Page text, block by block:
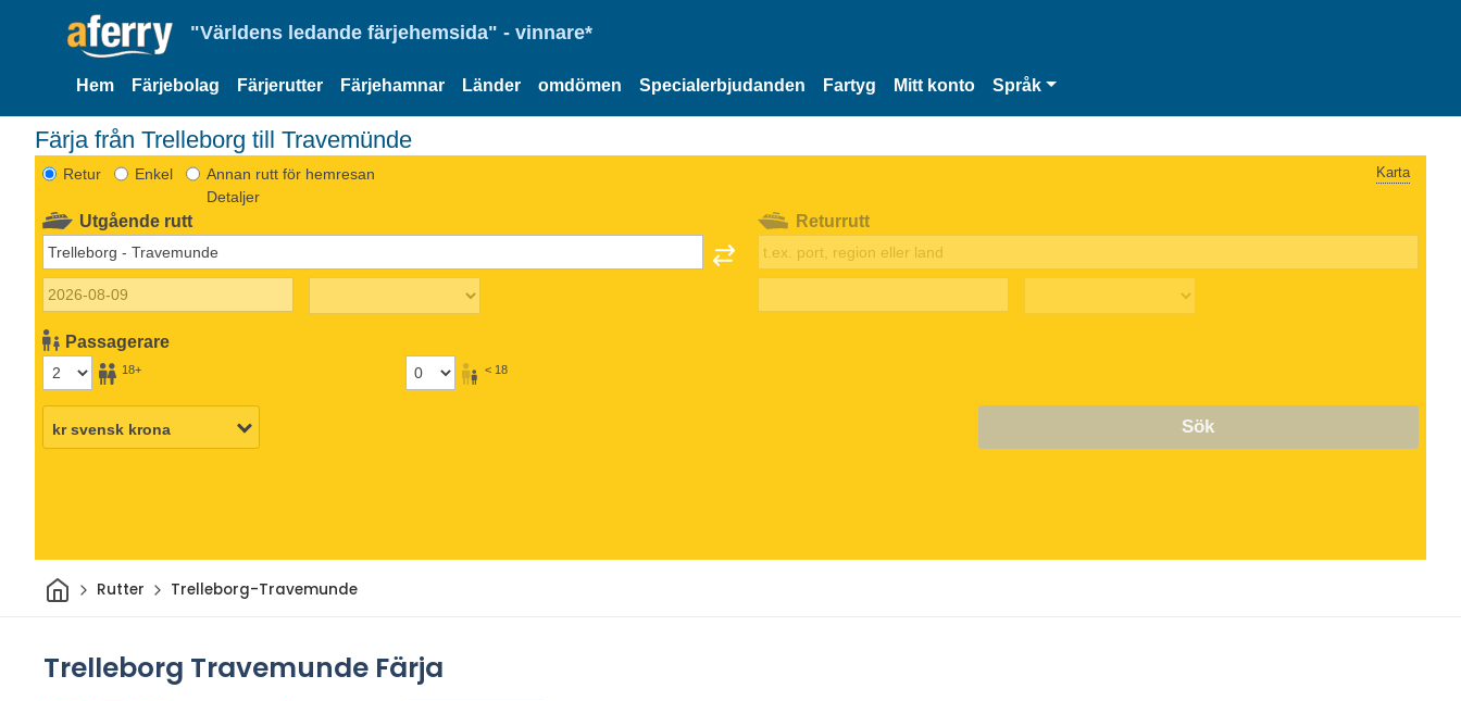
"Världens ledande färjehemsida" - vinnare*
Hem Färjebolag Färjerutter Färjehamnar Länder omdömen Specialerbjudanden Fartyg Mitt konto Språk
Färja från Trelleborg till Travemünde
Retur Enkel
Annan rutt för hemresan
Detaljer
Karta
Utgående rutt
Passagerare
18+ < 18
Returrutt
Sök
HemRutter Trelleborg-Travemunde
Trelleborg Travemunde Färja